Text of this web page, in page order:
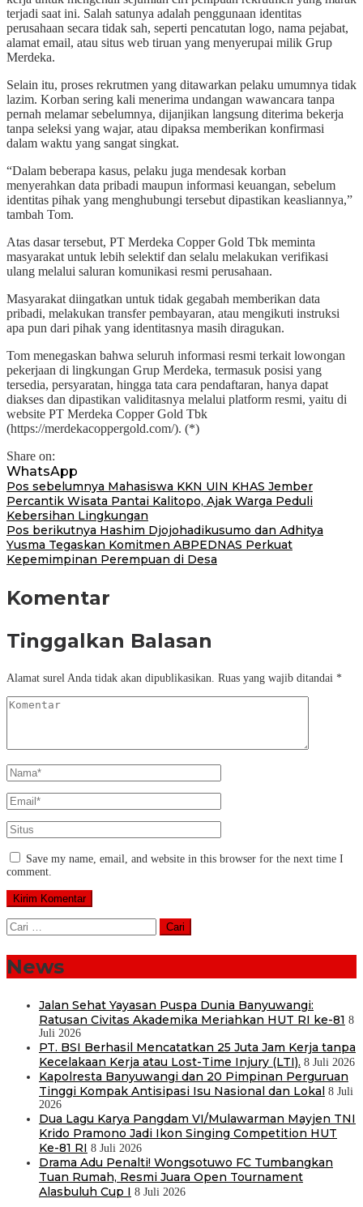
terjadi saat ini. Salah satunya adalah penggunaan identitas
perusahaan secara tidak sah, seperti pencatutan logo, nama pejabat,
alamat email, atau situs web tiruan yang menyerupai milik Grup
Merdeka.
Selain itu, proses rekrutmen yang ditawarkan pelaku umumnya tidak
lazim. Korban sering kali menerima undangan wawancara tanpa
pernah melamar sebelumnya, dijanjikan langsung diterima bekerja
tanpa seleksi yang wajar, atau dipaksa memberikan konfirmasi
dalam waktu yang sangat singkat.
“Dalam beberapa kasus, pelaku juga mendesak korban
menyerahkan data pribadi maupun informasi keuangan, sebelum
identitas pihak yang menghubungi tersebut dipastikan keasliannya,”
tambah Tom.
Atas dasar tersebut, PT Merdeka Copper Gold Tbk meminta
masyarakat untuk lebih selektif dan selalu melakukan verifikasi
ulang melalui saluran komunikasi resmi perusahaan.
Masyarakat diingatkan untuk tidak gegabah memberikan data
pribadi, melakukan transfer pembayaran, atau mengikuti instruksi
apa pun dari pihak yang identitasnya masih diragukan.
Tom menegaskan bahwa seluruh informasi resmi terkait lowongan
pekerjaan di lingkungan Grup Merdeka, termasuk posisi yang
tersedia, persyaratan, hingga tata cara pendaftaran, hanya dapat
diakses dan dipastikan validitasnya melalui platform resmi, yaitu di
website PT Merdeka Copper Gold Tbk
(https://merdekacoppergold.com/). (*)
Share on:
WhatsApp
Navigasi
pos
Pos sebelumnya Mahasiswa KKN UIN KHAS Jember
Percantik Wisata Pantai Kalitopo, Ajak Warga Peduli
Kebersihan Lingkungan
Pos berikutnya Hashim Djojohadikusumo dan Adhitya
Yusma Tegaskan Komitmen ABPEDNAS Perkuat
Kepemimpinan Perempuan di Desa
Komentar
Tinggalkan Balasan
Alamat surel Anda tidak akan dipublikasikan. Ruas yang wajib ditandai *
Save my name, email, and website in this browser for the next time I
comment.
Cari
untuk:
News
Jalan Sehat Yayasan Puspa Dunia Banyuwangi:
Ratusan Civitas Akademika Meriahkan HUT RI ke-81 8
Juli 2026
PT. BSI Berhasil Mencatatkan 25 Juta Jam Kerja tanpa
Kecelakaan Kerja atau Lost-Time Injury (LTI). 8 Juli 2026
Kapolresta Banyuwangi dan 20 Pimpinan Perguruan
Tinggi Kompak Antisipasi Isu Nasional dan Lokal 8 Juli
2026
Dua Lagu Karya Pangdam VI/Mulawarman Mayjen TNI
Krido Pramono Jadi Ikon Singing Competition HUT
Ke-81 RI 8 Juli 2026
Drama Adu Penalti! Wongsotuwo FC Tumbangkan
Tuan Rumah, Resmi Juara Open Tournament
Alasbuluh Cup I 8 Juli 2026